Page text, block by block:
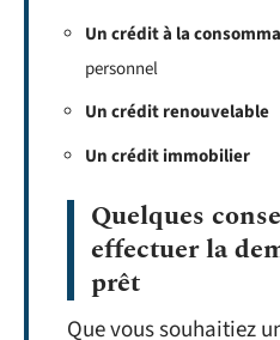
Un crédit à la
personnel
Un crédit renouvelable
Un crédit immobilier
Quelques
effectuer la
prêt
Que vous souhaitiez